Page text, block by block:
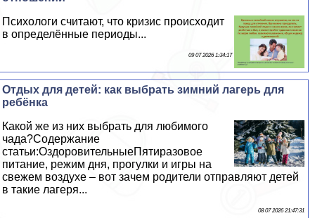
Психологи считают, что кризис происходит
в определённые периоды...
09 07 2026 1:34:17
Отдых для детей: как выбрать зимний лагерь для
ребёнка
Какой же из них выбрать для любимого
чада?Содержание
статьи:ОздоровительныеПятиразовое
питание, режим дня, прогулки и игры на
свежем воздухе – вот зачем родители отправляют детей
в такие лагеря...
08 07 2026 21:47:31